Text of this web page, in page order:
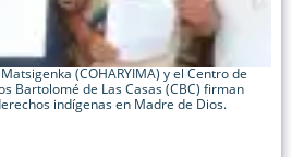
(COHARYIMA) y el Centro de
Bartolomé de Las Casas (CBC) firman
indígenas en Madre de Dios.